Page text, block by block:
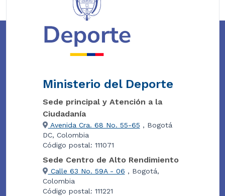
Ministerio del Deporte
Sede principal y Atención a la
Ciudadanía
Avenida Cra. 68 No. 55-65 , Bogotá
DC, Colombia
Código postal: 111071
Sede Centro de Alto Rendimiento
Calle 63 No. 59A - 06 , Bogotá,
Colombia
Código postal: 111221